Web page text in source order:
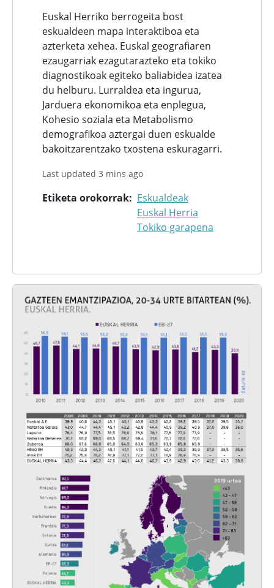
Euskal Herriko berrogeita bost
eskualdeen mapa interaktiboa eta
azterketa xehea. Euskal geografiaren
ezaugarriak ezagutarazteko eta tokiko
diagnostikoak egiteko baliabidea izatea
du helburu. Lurraldea eta ingurua,
Jarduera ekonomikoa eta enplegua,
Kohesio soziala eta Metabolismo
demografikoa aztergai duen eskualde
bakoitzarentzako txostena eskuragarri.
Last updated 3 mins ago
Etiketa orokorrak
Eskualdeak
Euskal Herria
Tokiko garapena